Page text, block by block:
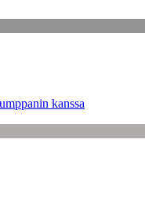
kanssa